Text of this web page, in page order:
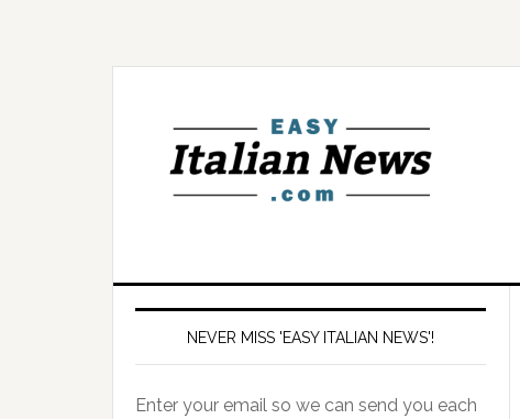
NEVER MISS 'EASY ITALIAN NEWS'!
Enter your email so we can send you each